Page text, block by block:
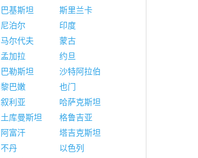
巴基斯坦
斯里兰卡
尼泊尔
印度
马尔代夫
蒙古
孟加拉
约旦
巴勒斯坦
沙特阿拉伯
黎巴嫩
也门
叙利亚
哈萨克斯坦
土库曼斯坦
格鲁吉亚
阿富汗
塔吉克斯坦
不丹
以色列